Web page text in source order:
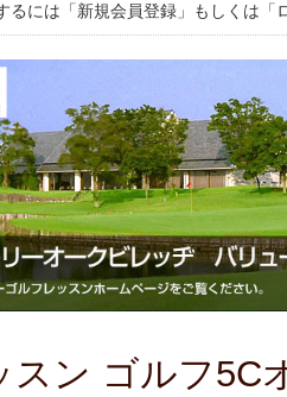
るには「新規会員登録」もしくは「
スン ゴルフ5C